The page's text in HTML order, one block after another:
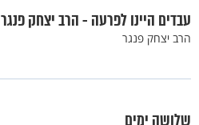
עבדים היינו לפרעה - הרב יצחק פנגר
הרב יצחק פנגר